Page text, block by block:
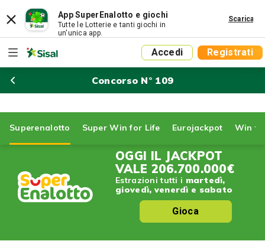
App SuperEnalotto e giochi
Tutte le Lotterie e tanti giochi in
un'unica app.
Scarica
Accedi Registrati
Concorso N° 109
Superenalotto Super Win for Life Eurojackpot Win
OGGI IL JACKPOT
VALE 206.700.000€
Estrazioni tutti i martedì,
giovedì, venerdì e sabato
Gioca